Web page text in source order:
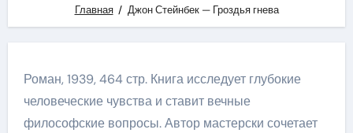
Главная Джон Стейнбек — Гроздья гнева
Роман, 1939, 464 стр. Книга исследует глубокие
человеческие чувства и ставит вечные
философские вопросы. Автор мастерски сочетает